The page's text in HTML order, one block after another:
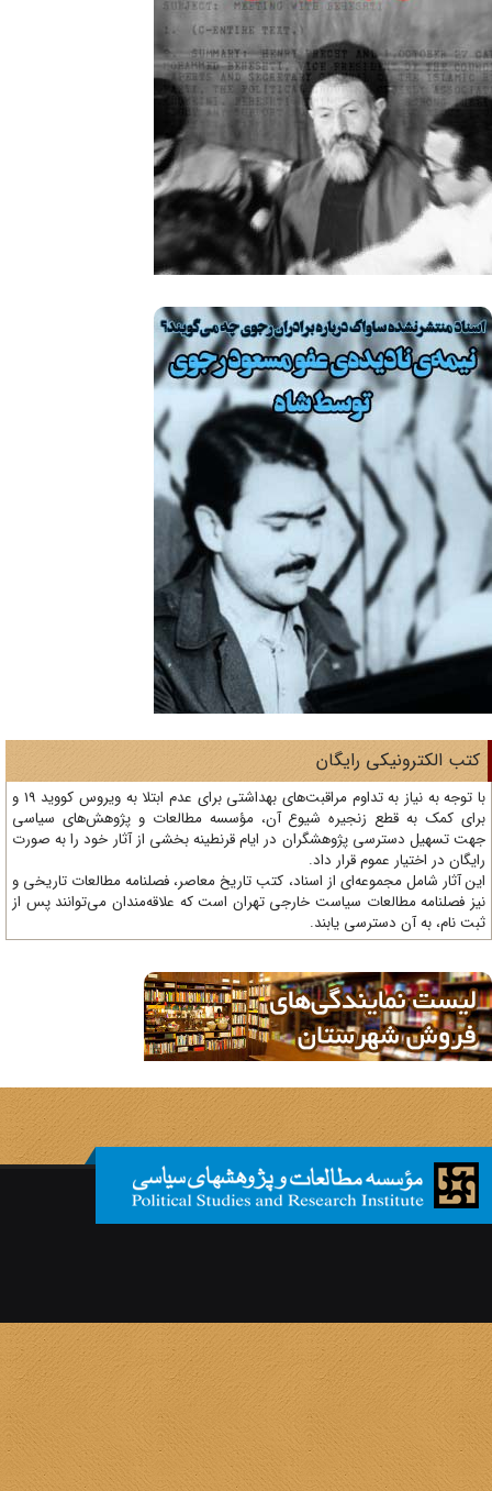
الکترونیکی رایگان
با توجه به نیاز به تداوم مراقبت‌های بهداشتی برای عدم ابتلا به ویروس کووید 19 و
کمک به قطع زنجیره شیوع آن، مؤسسه مطالعات و پژوهش‌های سیاسی
تسهیل دسترسی پژوهشگران در ایام قرنطینه بخشی از آثار خود را به صورت
در اختیار عموم قرار داد.
آثار شامل مجموعه‌ای از اسناد، کتب تاریخ معاصر، فصلنامه‌ مطالعات تاریخی و
فصلنامه مطالعات سیاست خارجی تهران است که علاقه‌مندان می‌توانند پس از
نام، به آن دسترسی یابند.